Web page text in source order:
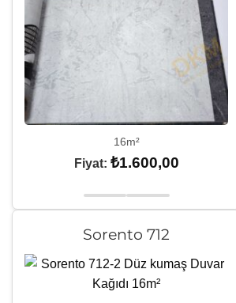
16m²
Fiyat: ₺1.600,00
Sorento 712